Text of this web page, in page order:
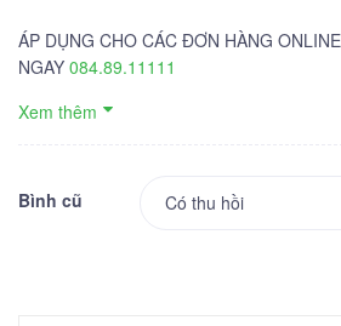
ÁP DỤNG CHO CÁC ĐƠN HÀNG
NGAY 084.89.11111
Xem thêm
Bình cũ